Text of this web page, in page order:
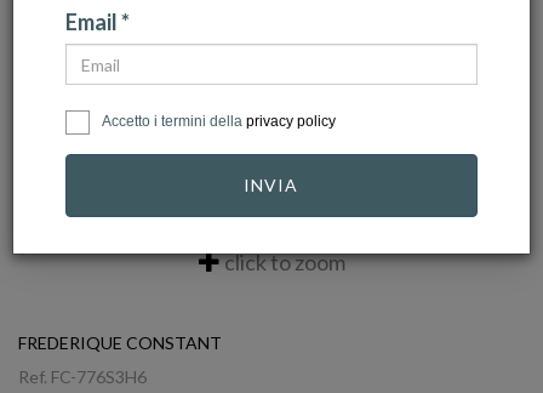
click to zoom
FREDERIQUE CONSTANT
Ref. FC-776S3H6
Email *
Accetto i termini della privacy policy
INVIA